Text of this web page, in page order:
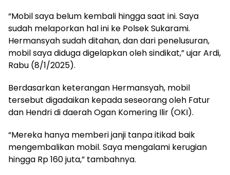
“Mobil saya belum kembali hingga saat ini. Saya
sudah melaporkan hal ini ke Polsek Sukarami.
Hermansyah sudah ditahan, dan dari penelusuran,
mobil saya diduga digelapkan oleh sindikat,” ujar Ardi,
Rabu (8/1/2025).
Berdasarkan keterangan Hermansyah, mobil
tersebut digadaikan kepada seseorang oleh Fatur
dan Hendri di daerah Ogan Komering Ilir (OKI).
“Mereka hanya memberi janji tanpa itikad baik
mengembalikan mobil. Saya mengalami kerugian
hingga Rp 160 juta,” tambahnya.